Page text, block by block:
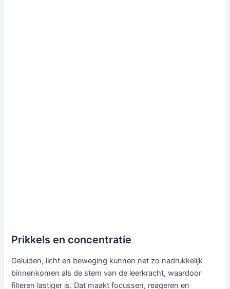
Prikkels en concentratie
Geluiden, licht en beweging kunnen net zo nadrukkelijk
binnenkomen als de stem van de leerkracht, waardoor
filteren lastiger is. Dat maakt focussen, reageren en